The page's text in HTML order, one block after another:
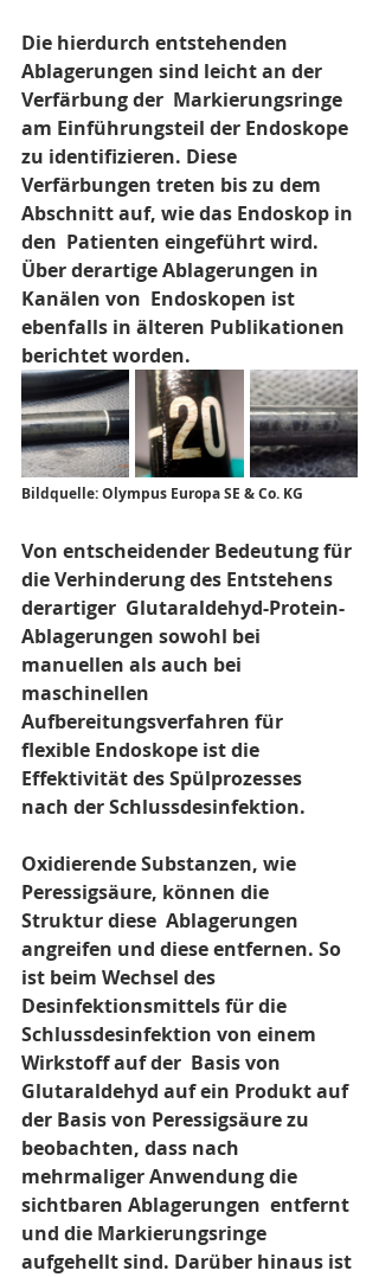
Die hierdurch entstehenden
Ablagerungen sind leicht an der
Verfärbung der  Markierungsringe
am Einführungsteil der Endoskope
zu identifizieren. Diese
Verfärbungen treten bis zu dem
Abschnitt auf, wie das Endoskop in
den  Patienten eingeführt wird.
Über derartige Ablagerungen in
Kanälen von  Endoskopen ist
ebenfalls in älteren Publikationen
berichtet worden.
Bildquelle: Olympus Europa SE & Co. KG
Von entscheidender Bedeutung für
die Verhinderung des Entstehens
derartiger  Glutaraldehyd-Protein-
Ablagerungen sowohl bei
manuellen als auch bei
maschinellen
Aufbereitungsverfahren für
flexible Endoskope ist die
Effektivität des Spülprozesses
nach der Schlussdesinfektion.
Oxidierende Substanzen, wie
Peressigsäure, können die
Struktur diese  Ablagerungen
angreifen und diese entfernen. So
ist beim Wechsel des
Desinfektionsmittels für die
Schlussdesinfektion von einem
Wirkstoff auf der  Basis von
Glutaraldehyd auf ein Produkt auf
der Basis von Peressigsäure zu
beobachten, dass nach
mehrmaliger Anwendung die
sichtbaren Ablagerungen  entfernt
und die Markierungsringe
aufgehellt sind. Darüber hinaus ist